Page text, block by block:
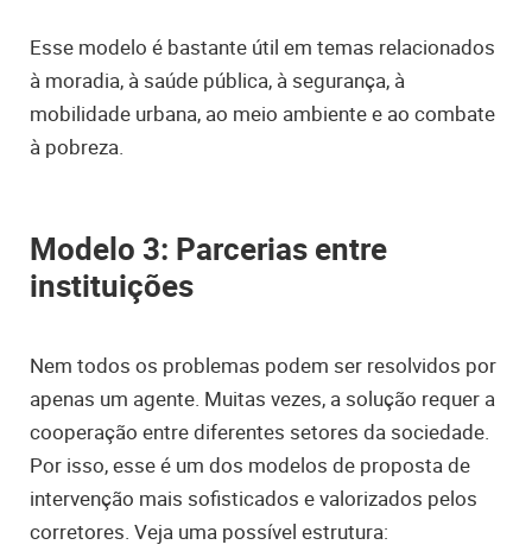
Esse modelo é bastante útil em temas relacionados
à moradia, à saúde pública, à segurança, à
mobilidade urbana, ao meio ambiente e ao combate
à pobreza.
Modelo 3: Parcerias entre
instituições
Nem todos os problemas podem ser resolvidos por
apenas um agente. Muitas vezes, a solução requer a
cooperação entre diferentes setores da sociedade.
Por isso, esse é um dos modelos de proposta de
intervenção mais sofisticados e valorizados pelos
corretores. Veja uma possível estrutura: